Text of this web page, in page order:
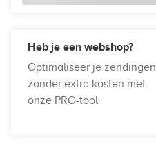
Heb je een webshop?
Optimaliseer je zendingen
zonder extra kosten met
onze PRO-tool